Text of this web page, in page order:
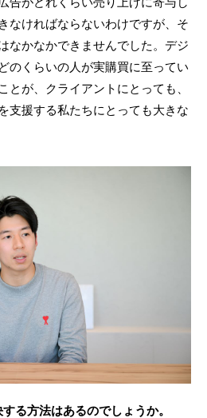
なければならないわけですが、そ
なかなかできませんでした。デジ
のくらいの人が実購買に至ってい
とが、クライアントにとっても、
支援する私たちにとっても大きな
る方法はあるのでしょうか。